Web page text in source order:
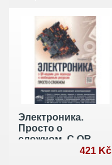
Электроника.
Просто о
сложном. С QR-
421 Kč